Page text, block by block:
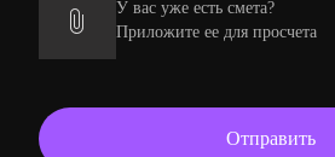
У вас уже есть смета?
Приложите ее для просчета